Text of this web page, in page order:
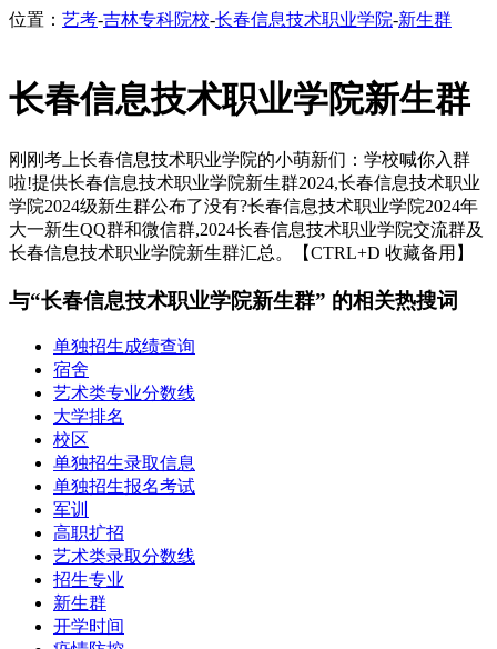
位置： 艺考-吉林专科院校-长春信息技术职业学院-新生群
长春信息技术职业学院新生群
刚刚考上长春信息技术职业学院的小萌新们：学校喊你入群
啦!提供长春信息技术职业学院新生群2024,长春信息技术职业
学院2024级新生群公布了没有?长春信息技术职业学院2024年
大一新生QQ群和微信群,2024长春信息技术职业学院交流群及
长春信息技术职业学院新生群汇总。【CTRL+D 收藏备用】
与“长春信息技术职业学院新生群” 的相关热搜词
单独招生成绩查询
宿舍
艺术类专业分数线
大学排名
校区
单独招生录取信息
单独招生报名考试
军训
高职扩招
艺术类录取分数线
招生专业
新生群
开学时间